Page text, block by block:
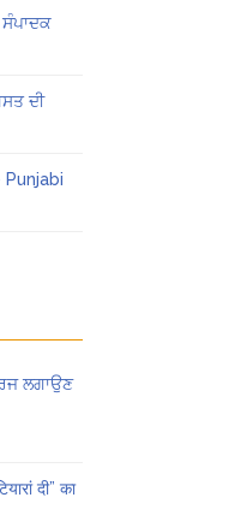
ਸੰਪਾਦਕ
ਦੀ
Punjabi
ਲਗਾਉਣ
दी” का